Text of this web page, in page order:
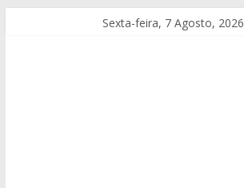
Sexta-feira, 7 Agosto, 2026